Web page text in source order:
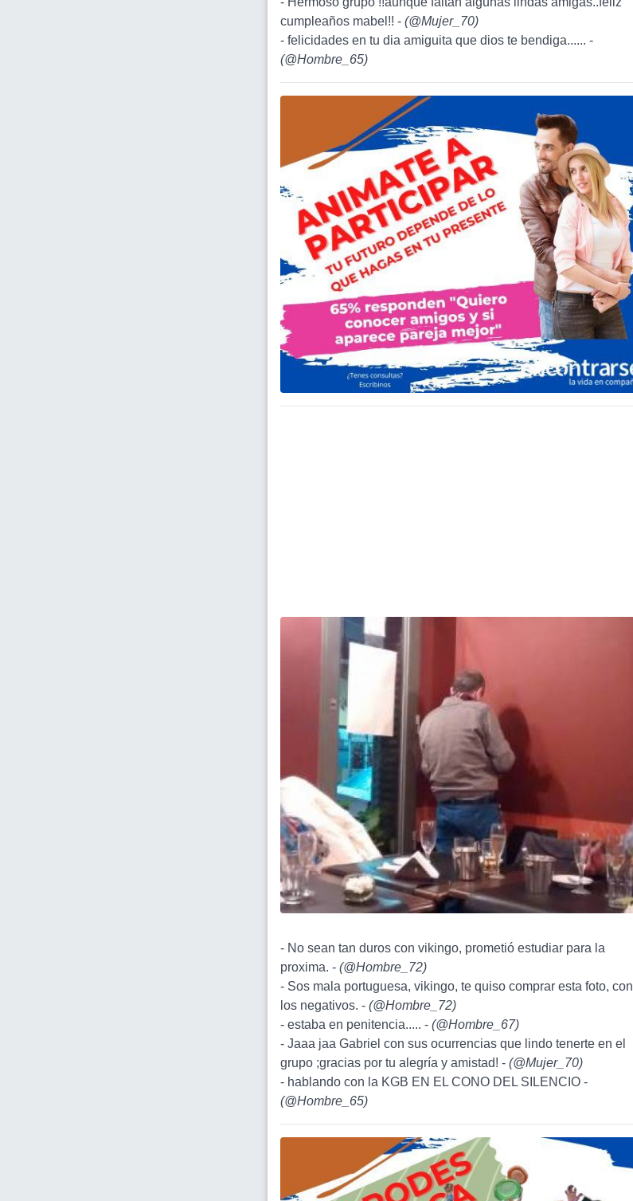
cumpleaños mabel!! - (@Mujer_70)
- felicidades en tu dia amiguita que dios te bendiga...... -
(@Hombre_65)
- No sean tan duros con vikingo, prometió estudiar para la
proxima. - (@Hombre_72)
- Sos mala portuguesa, vikingo, te quiso comprar esta foto, con
los negativos. - (@Hombre_72)
- estaba en penitencia..... - (@Hombre_67)
- Jaaa jaa Gabriel con sus ocurrencias que lindo tenerte en el
grupo ;gracias por tu alegría y amistad! - (@Mujer_70)
- hablando con la KGB EN EL CONO DEL SILENCIO -
(@Hombre_65)